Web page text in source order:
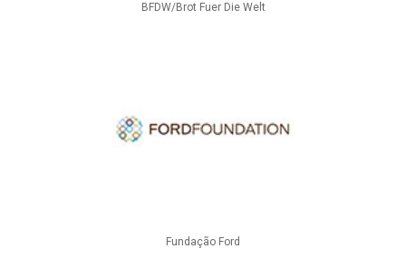
BFDW/Brot Fuer Die Welt
Fundação Ford